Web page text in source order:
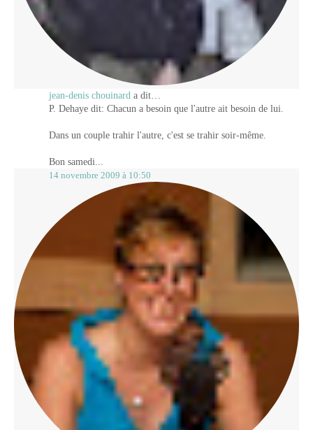
jean-denis chouinard a dit…
P. Dehaye dit: Chacun a besoin que l'autre ait besoin de lui.
Dans un couple trahir l'autre, c'est se trahir soir-même.
Bon samedi...
14 novembre 2009 à 10:50